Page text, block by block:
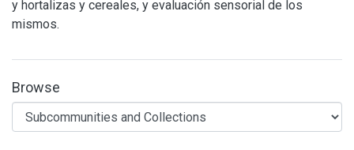
y hortalizas y cereales, y evaluación sensorial de los
mismos.
Browse